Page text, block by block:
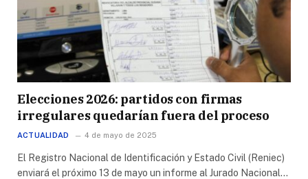
Elecciones 2026: partidos con firmas
irregulares quedarían fuera del proceso
ACTUALIDAD 4 de mayo de 2025
El Registro Nacional de Identificación y Estado Civil (Reniec)
enviará el próximo 13 de mayo un informe al Jurado Nacional…